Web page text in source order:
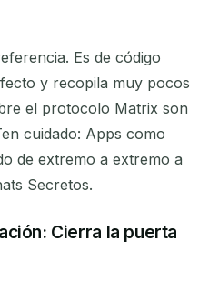
Es de código
y recopila muy pocos
el protocolo Matrix son
cuidado: Apps como
de extremo a extremo a
Secretos.
Cierra la puerta